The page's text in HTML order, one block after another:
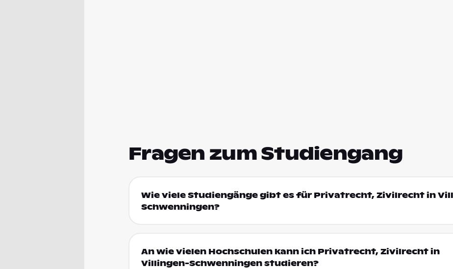
Fragen zum Studiengang
Wie viele Studiengänge gibt es für Privatrecht, Zivilrecht in
Schwenningen?
An wie vielen Hochschulen kann ich Privatrecht, Zivilrecht in
Villingen-Schwenningen studieren?